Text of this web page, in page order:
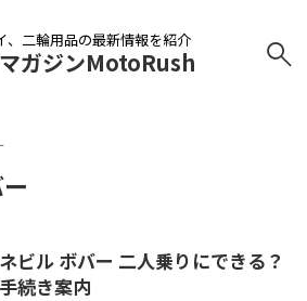
、二輪用品の最新情報を紹介
ガジンMotoRush
ビル ボバー 二人乗りにできる？
続き案内